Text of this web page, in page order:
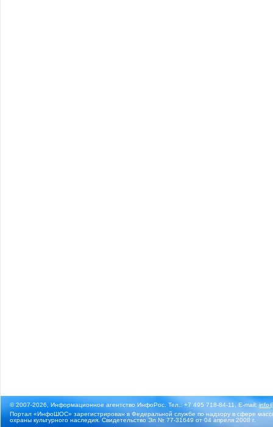
© 2007-2026, Информационное агентство ИнфоРос. Тел.: +7 495 718-84-11, E-mail:
Портал «ИнфоШОС» зарегистрирован в Федеральной службе по надзору в сфере
охраны культурного наследия. Свидетельство Эл № 77-31649 от 04 апреля 2008 г.